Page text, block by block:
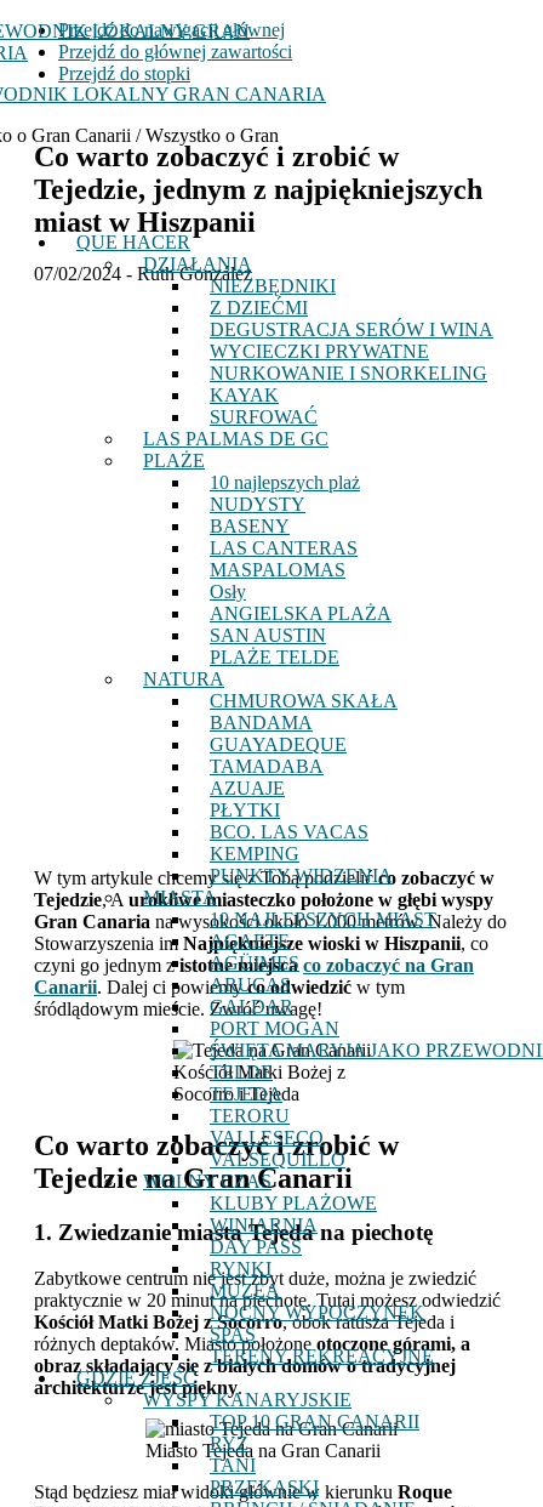
Przejdź do nawigacji głównej
Przejdź do głównej zawartości
Przejdź do stopki
LOKALNY GRAN CANARIA
o Gran Canarii / Wszystko o Gran
QUE HACER
DZIAŁANIA
NIEZBĘDNIKI
Z DZIEĆMI
DEGUSTRACJA SERÓW I WINA
WYCIECZKI PRYWATNE
NURKOWANIE I SNORKELING
KAYAK
SURFOWAĆ
LAS PALMAS DE GC
PLAŻE
10 najlepszych plaż
NUDYSTY
BASENY
LAS CANTERAS
MASPALOMAS
Osły
ANGIELSKA PLAŻA
SAN AUSTIN
PLAŻE TELDE
NATURA
CHMUROWA SKAŁA
BANDAMA
GUAYADEQUE
TAMADABA
AZUAJE
PŁYTKI
BCO. LAS VACAS
KEMPING
PUNKTY WIDZENIA
MIASTA
10 NAJLEPSZYCH MIAST
AGAETE
AGÜIMES
ARUCAS
GALDAR
PORT MOGAN
ŚWIĘTA MARYJA JAKO
TELDE
TEJEDA
TERORU
VALLESECO
VALSEQUILLO
WOLNY CZAS
KLUBY PLAŻOWE
WINIARNIA
DAY PASS
RYNKI
MUZEA
NOCNY WYPOCZYNEK
SPAS
TERENY REKREACYJNE
GDZIE ZJEŚĆ
WYSPY KANARYJSKIE
TOP 10 GRAN CANARII
RYŻ
TANI
PRZEKĄSKI
Co warto zobaczyć i zrobić w
Tejedzie, jednym z najpiękniejszych
miast w Hiszpanii
07/02/2024 - Ruth González
W tym artykule chcemy się z Tobą podzielićco zobaczyć w
Tejedzie, A urokliwe miasteczko położone w głębi wyspy
Gran Canaria na wysokości około 1.000 metrów. Należy do
Stowarzyszenia im Najpiękniejsze wioski w Hiszpanii, co
czyni go jednym zistotne miejsca co zobaczyć na Gran
Canarii. Dalej ci powiemyco odwiedzić w tym
śródlądowym mieście. Zwróć uwagę!
Kościół Matki Bożej z
Socorro i Tejeda
Co warto zobaczyć i zrobić w
Tejedzie na Gran Canarii
1. Zwiedzanie miasta Tejeda na piechotę
Zabytkowe centrum nie jest zbyt duże, można je zwiedzić
praktycznie w 20 minut na piechotę. Tutaj możesz odwiedzić
Kościół Matki Bożej z Socorro, obok ratusza Tejeda i
różnych deptaków. Miasto położone otoczone górami, a
obraz składający się z białych domów o tradycyjnej
architekturze jest piękny.
Miasto Tejeda na Gran Canarii
Stąd będziesz miał widoki głównie w kierunku Roque